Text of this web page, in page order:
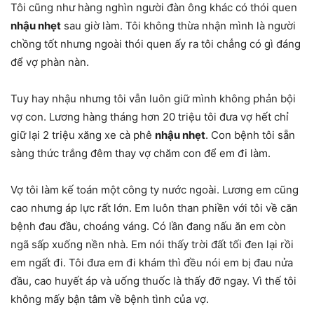
Tôi cũng như hàng nghìn người đàn ông khác có thói quen
nhậu nhẹt sau giờ làm. Tôi không thừa nhận mình là người
chồng tốt nhưng ngoài thói quen ấy ra tôi chẳng có gì đáng
để vợ phàn nàn.
Tuy hay nhậu nhưng tôi vẫn luôn giữ mình không phản bội
vợ con. Lương hàng tháng hơn 20 triệu tôi đưa vợ hết chỉ
giữ lại 2 triệu xăng xe cà phê nhậu nhẹt. Con bệnh tôi sẵn
sàng thức trắng đêm thay vợ chăm con để em đi làm.
Vợ tôi làm kế toán một công ty nước ngoài. Lương em cũng
cao nhưng áp lực rất lớn. Em luôn than phiền với tôi về căn
bệnh đau đầu, choáng váng. Có lần đang nấu ăn em còn
ngã sấp xuống nền nhà. Em nói thấy trời đất tối đen lại rồi
em ngất đi. Tôi đưa em đi khám thì đều nói em bị đau nửa
đầu, cao huyết áp và uống thuốc là thấy đỡ ngay. Vì thế tôi
không mấy bận tâm về bệnh tình của vợ.